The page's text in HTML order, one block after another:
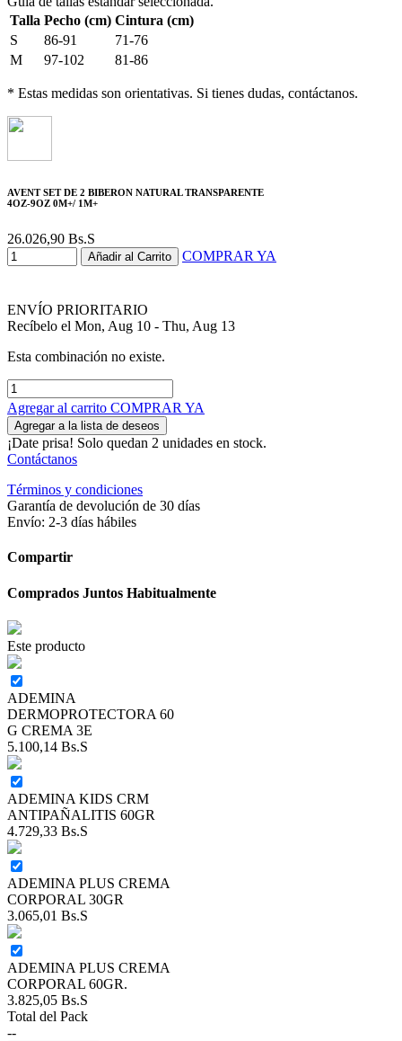
Talla Pecho (cm) Cintura (cm)
S
86-91
71-76
M
97-102 81-86
* Estas medidas son orientativas. Si tienes dudas, contáctanos.
AVENT SET DE 2 BIBERON NATURAL TRANSPARENTE
4OZ-9OZ 0M+/ 1M+
26.026,90 Bs.S
Añadir al Carrito COMPRAR YA
ENVÍO PRIORITARIO
Recíbelo el Mon, Aug 10 - Thu, Aug 13
Esta combinación no existe.
Agregar al carrito COMPRAR YA
Agregar a la lista de deseos
¡Date prisa! Solo quedan 2 unidades en stock.
Contáctanos
Términos y condiciones
Garantía de devolución de 30 días
Envío: 2-3 días hábiles
Compartir
Comprados Juntos Habitualmente
Este producto
ADEMINA
DERMOPROTECTORA 60
G CREMA 3E
5.100,14 Bs.S
ADEMINA KIDS CRM
ANTIPAÑALITIS 60GR
4.729,33 Bs.S
ADEMINA PLUS CREMA
CORPORAL 30GR
3.065,01 Bs.S
ADEMINA PLUS CREMA
CORPORAL 60GR.
3.825,05 Bs.S
Total del Pack
--